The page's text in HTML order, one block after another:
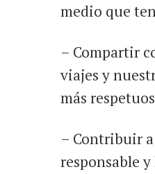
medio que
– Compartir
viajes y
más
– Contribuir
responsable